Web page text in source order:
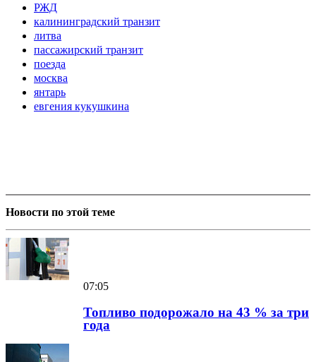
РЖД
калининградский транзит
литва
пассажирский транзит
поезда
москва
янтарь
евгения кукушкина
Новости по этой теме
07:05
Топливо подорожало на 43 % за три
года